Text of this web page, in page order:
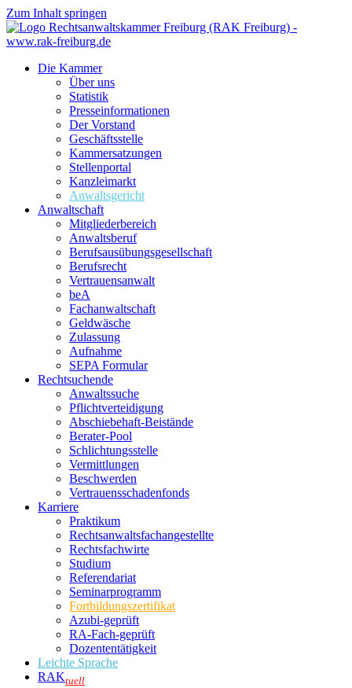
Zum Inhalt springen
Die Kammer
Über uns
Statistik
Presseinformationen
Der Vorstand
Geschäftsstelle
Kammersatzungen
Stellenportal
Kanzleimarkt
Anwaltsgericht
Anwaltschaft
Mitgliederbereich
Anwaltsberuf
Berufsausübungs­gesellschaft
Berufsrecht
Vertrauensanwalt
beA
Fachanwaltschaft
Geldwäsche
Zulassung
Aufnahme
SEPA Formular
Rechtsuchende
Anwaltssuche
Pflichtverteidigung
Abschiebehaft-Beistände
Berater-Pool
Schlichtungsstelle
Vermittlungen
Beschwerden
Vertrauensschadenfonds
Karriere
Praktikum
Rechtsanwalts­fachangestellte
Rechtsfachwirte
Studium
Referendariat
Seminarprogramm
Fortbildungszertifikat
Azubi-geprüft
RA-Fach-geprüft
Dozententätigkeit
Leichte Sprache
RAKtuell